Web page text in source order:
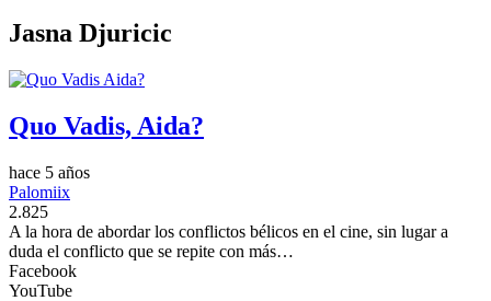
Jasna Djuricic
Quo Vadis, Aida?
hace 5 años
Palomiix
2.825
A la hora de abordar los conflictos bélicos en el cine, sin lugar a
duda el conflicto que se repite con más…
Facebook
YouTube